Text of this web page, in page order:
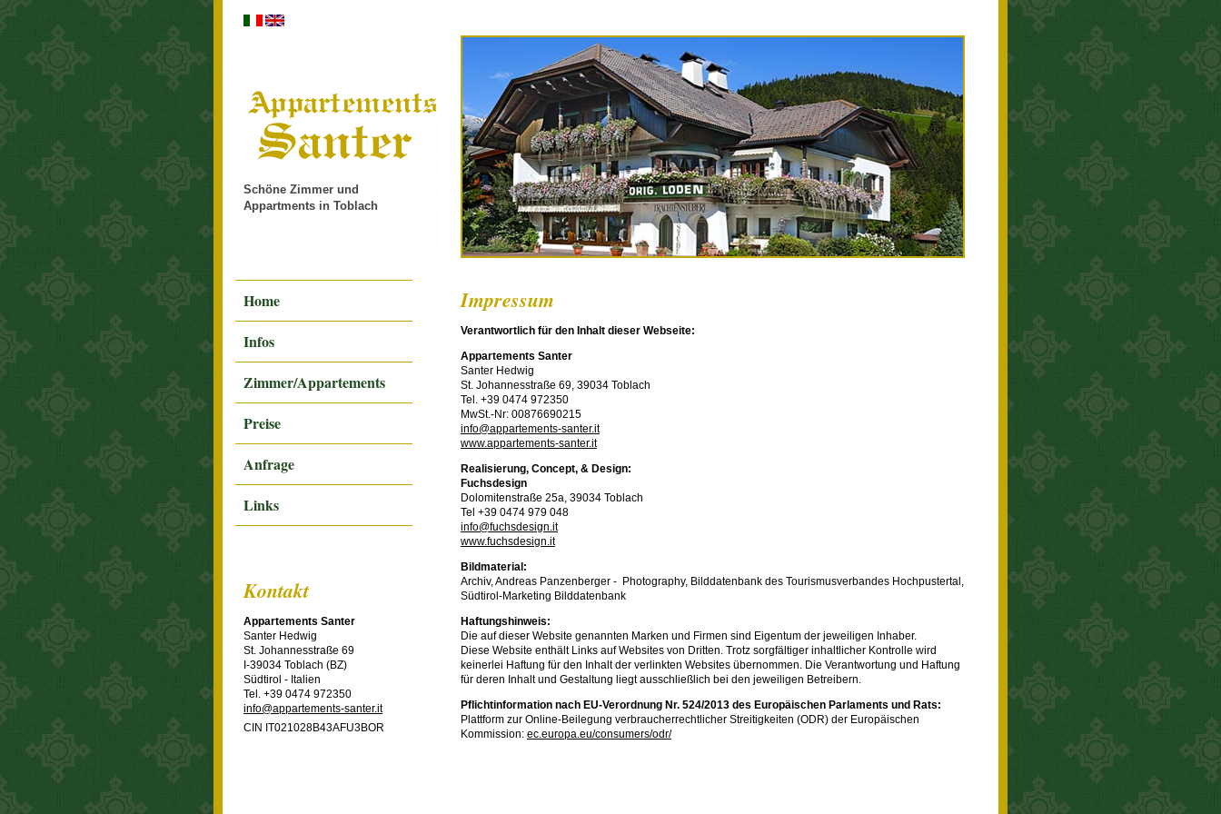
Schöne Zimmer und
Appartments in Toblach
Home
Infos
Zimmer/Appartements
Preise
Anfrage
Links
Kontakt
Appartements Santer
Santer Hedwig
St. Johannesstraße 69
I-39034 Toblach (BZ)
Südtirol - Italien
Tel. +39 0474 972350
info@appartements-santer.it
CIN IT021028B43AFU3BOR
Impressum
Verantwortlich für den Inhalt dieser Webseite:
Appartements Santer
Santer Hedwig
St. Johannesstraße 69, 39034 Toblach
Tel. +39 0474 972350
MwSt.-Nr: 00876690215
info@appartements-santer.it
www.appartements-santer.it
Realisierung, Concept, & Design:
Fuchsdesign
Dolomitenstraße 25a, 39034 Toblach
Tel +39 0474 979 048
info@fuchsdesign.it
www.fuchsdesign.it
Bildmaterial:
Archiv, Andreas Panzenberger - Photography, Bilddatenbank des Tourismusverbandes Hochpustertal,
Südtirol-Marketing Bilddatenbank
Haftungshinweis:
Die auf dieser Website genannten Marken und Firmen sind Eigentum der jeweiligen Inhaber.
Diese Website enthält Links auf Websites von Dritten. Trotz sorgfältiger inhaltlicher Kontrolle wird
keinerlei Haftung für den Inhalt der verlinkten Websites übernommen. Die Verantwortung und Haftung
für deren Inhalt und Gestaltung liegt ausschließlich bei den jeweiligen Betreibern.
Pflichtinformation nach EU-Verordnung Nr. 524/2013 des Europäischen Parlaments und Rats:
Plattform zur Online-Beilegung verbraucherrechtlicher Streitigkeiten (ODR) der Europäischen
Kommission: ec.europa.eu/consumers/odr/